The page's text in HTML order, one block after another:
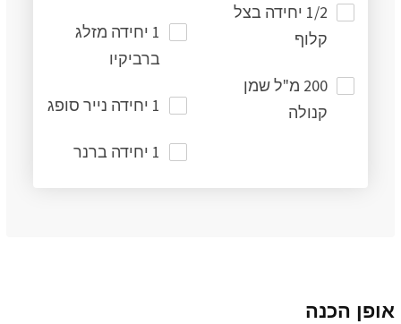
1/2 יחידה בצל
קלוף
200 מ"ל שמן
קנולה
1 יחידה מזלג
ברביקיו
1 יחידה נייר סופג
1 יחידה ברנר
אופן הכנה